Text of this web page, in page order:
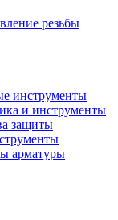
резьбы
инструменты
и инструменты
защиты
арматуры